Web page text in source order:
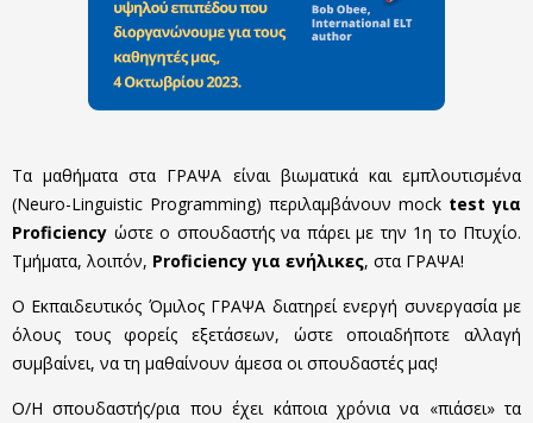
Τα μαθήματα στα ΓΡΑΨΑ είναι βιωματικά και εμπλουτισμένα
(Neuro-Linguistic Programming) περιλαμβάνουν mock test για
Proficiency ώστε ο σπουδαστής να πάρει με την 1η το Πτυχίο.
Τμήματα, λοιπόν, Proficiency για ενήλικες, στα ΓΡΑΨΑ!
Ο Εκπαιδευτικός Όμιλος ΓΡΑΨΑ διατηρεί ενεργή συνεργασία με
όλους τους φορείς εξετάσεων, ώστε οποιαδήποτε αλλαγή
συμβαίνει, να τη μαθαίνουν άμεσα οι σπουδαστές μας!
Ο/Η σπουδαστής/ρια που έχει κάποια χρόνια να «πιάσει» τα